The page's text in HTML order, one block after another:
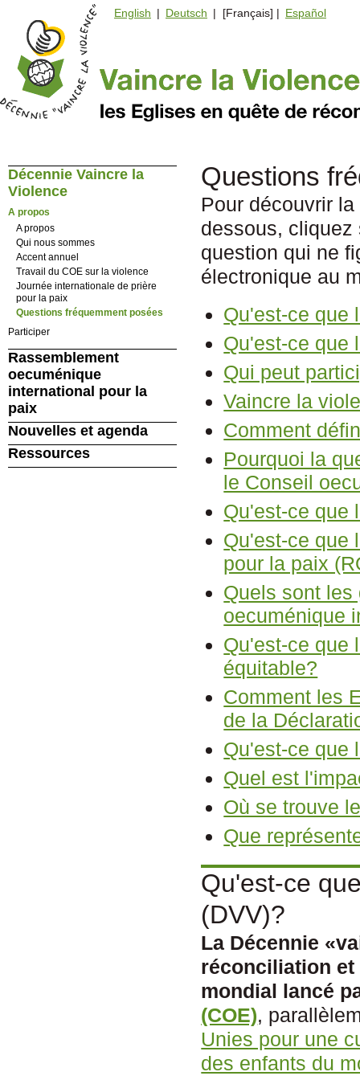
English | Deutsch | [Français] | Español
Questions
Pour découvrir
dessous,
question qui ne
électronique au
Qu'est-ce que
Qu'est-ce que
Qui peut
Vaincre la
Comment
Pourquoi la
le Conseil
Qu'est-ce que
Qu'est-ce que
pour la paix
Quels sont les
oecuménique
Qu'est-ce que
équitable?
Comment les
de la
Qu'est-ce que
Quel est
Où se trouve
Que
Qu'est-ce
(DVV)?
La Décennie
réconciliation et
mondial lancé
(COE),
Unies pour une
des enfants du
Décennie Vaincre la
Violence
A propos
A propos
Qui nous sommes
Accent annuel
Travail du COE sur la violence
Journée internationale de prière
pour la paix
Questions fréquemment posées
Participer
Rassemblement
oecuménique
international pour la
paix
Nouvelles et agenda
Ressources